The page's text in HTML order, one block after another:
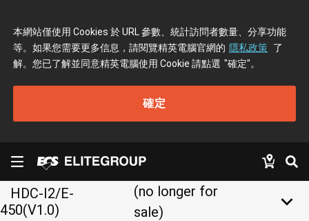
本網站僅使用 Cookies 於 URL 參數、統計訪問者數量、分享功能
等。如果您需要更多信息，請閱覽精英電腦官網的 隱私政策 了
解。您已了解並同意精英電腦使用 Cookie 請點選 "確定"。
確定
HDC-I2/E-
450(V1.0)
(no longer for
sale)
keyboard_arrow_down